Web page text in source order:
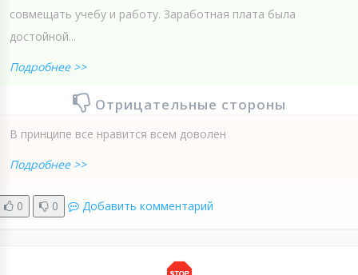
совмещать учебу и работу. Заработная плата была
достойной...
Подробнее >>
Отрицательные стороны
В принципе все нравится всем доволен
Подробнее >>
0 0 Добавить комментарий